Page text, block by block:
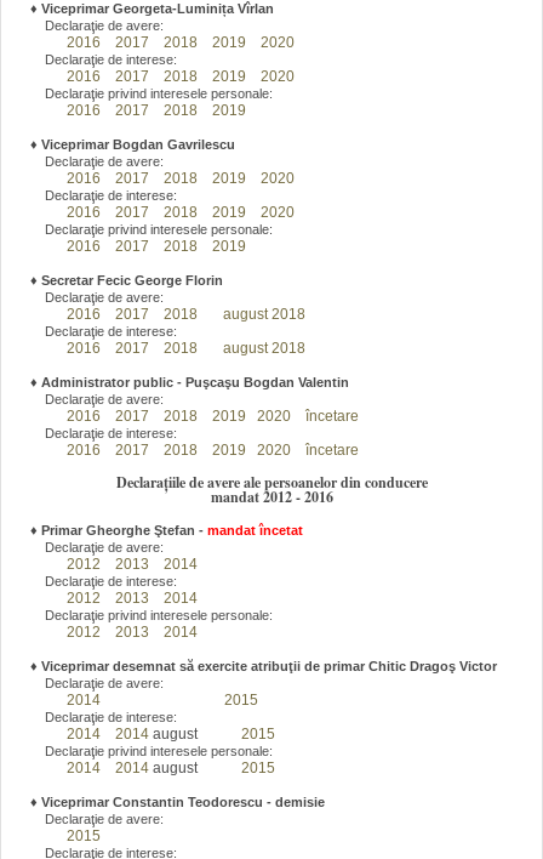
♦ Viceprimar Georgeta-Luminița Vîrlan
Declaraţie de avere:
2016 2017 2018 2019 2020
Declaraţie de interese:
2016 2017 2018 2019 2020
Declaraţie privind interesele personale:
2016 2017 2018 2019
♦ Viceprimar Bogdan Gavrilescu
Declaraţie de avere:
2016 2017 2018 2019 2020
Declaraţie de interese:
2016 2017 2018 2019 2020
Declaraţie privind interesele personale:
2016 2017 2018 2019
♦ Secretar Fecic George Florin
Declaraţie de avere:
2016 2017 2018 august 2018
Declaraţie de interese:
2016 2017 2018 august 2018
♦ Administrator public - Puşcaşu Bogdan Valentin
Declaraţie de avere:
2016 2017 2018 2019 2020 încetare
Declaraţie de interese:
2016 2017 2018 2019 2020 încetare
Declarațiile de avere ale persoanelor din conducere
mandat 2012 - 2016
♦ Primar Gheorghe Ştefan - mandat încetat
Declaraţie de avere:
2012 2013 2014
Declaraţie de interese:
2012 2013 2014
Declaraţie privind interesele personale:
2012 2013 2014
♦ Viceprimar desemnat să exercite atribuţii de primar Chitic Dragoş Victor
Declaraţie de avere:
2014 2015
Declaraţie de interese:
2014 2014 august 2015
Declaraţie privind interesele personale:
2014 2014 august 2015
♦ Viceprimar Constantin Teodorescu - demisie
Declaraţie de avere:
2015
Declaraţie de interese: